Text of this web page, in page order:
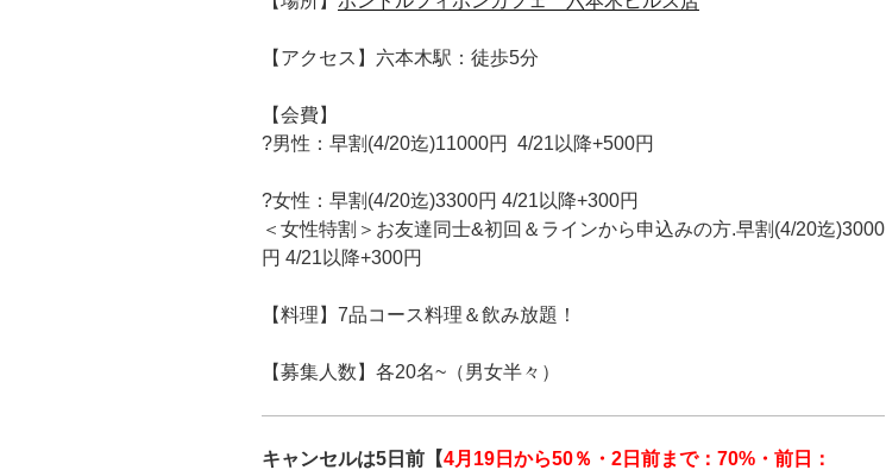
【アクセス】六本木駅：徒歩5分
【会費】
?男性： 早割(4/20迄)11000円 4/21以降+500円
?女性：早割(4/20迄)3300円 4/21以降+300円
＜女性特割＞お友達同士&初回＆ラインから申込みの方.早割(4/20迄)3000
円 4/21以降+300円
【料理】7品コース料理＆飲み放題！
【募集人数】各20名~（男女半々）
キャンセルは5日前【4月19日から50％・2日前まで：70%・前日：